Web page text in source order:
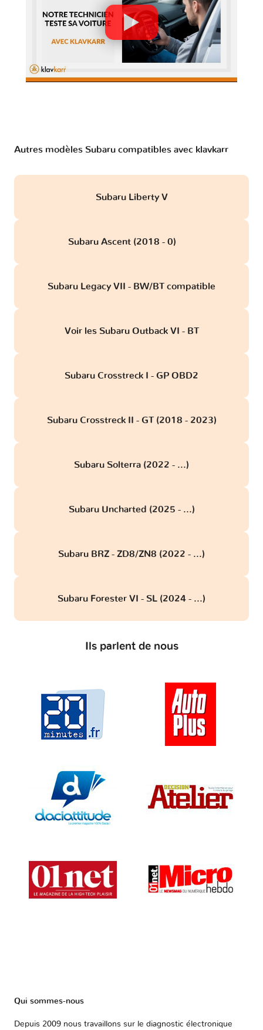
Autres modèles Subaru compatibles avec klavkarr
Subaru Liberty V
Subaru Ascent (2018 - 0)
Subaru Legacy VII - BW/BT compatible
Voir les Subaru Outback VI - BT
Subaru Crosstreck I - GP OBD2
Subaru Crosstreck II - GT (2018 - 2023)
Subaru Solterra (2022 - ...)
Subaru Uncharted (2025 - ...)
Subaru BRZ - ZD8/ZN8 (2022 - ...)
Subaru Forester VI - SL (2024 - ...)
Ils parlent de nous
Qui sommes-nous
Depuis 2009 nous travaillons sur le diagnostic électronique